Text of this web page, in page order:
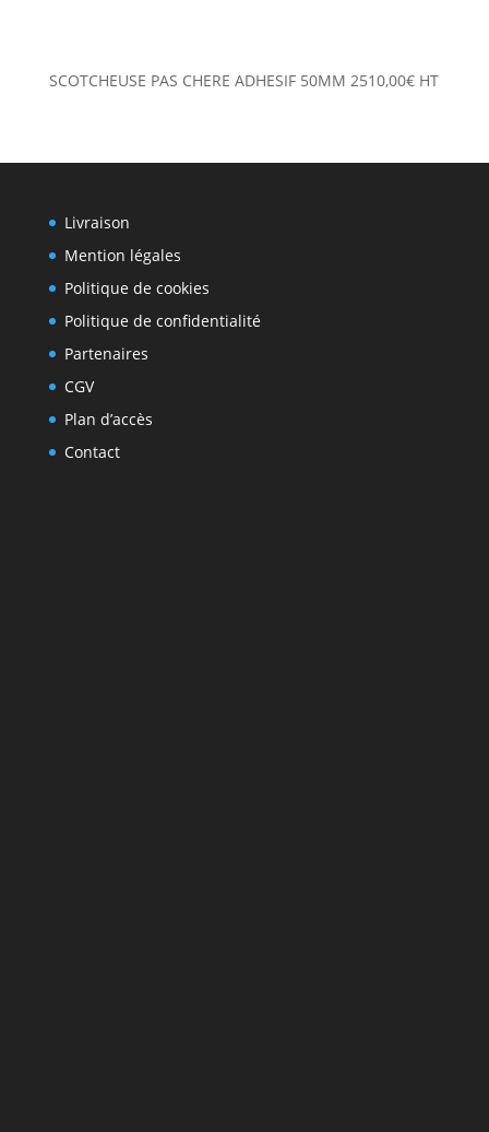
SCOTCHEUSE PAS CHERE ADHESIF 50MM 2510,00€ HT
Livraison
Mention légales
Politique de cookies
Politique de confidentialité
Partenaires
CGV
Plan d’accès
Contact